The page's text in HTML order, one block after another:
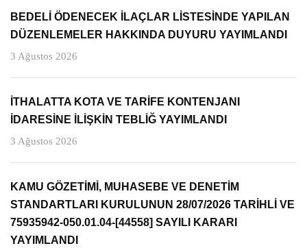
BEDELİ ÖDENECEK İLAÇLAR LİSTESİNDE YAPILAN
DÜZENLEMELER HAKKINDA DUYURU YAYIMLANDI
3 Ağustos 2026
İTHALATTA KOTA VE TARİFE KONTENJANI
İDARESİNE İLİŞKİN TEBLİĞ YAYIMLANDI
3 Ağustos 2026
KAMU GÖZETİMİ, MUHASEBE VE DENETİM
STANDARTLARI KURULUNUN 28/07/2026 TARİHLİ VE
75935942-050.01.04-[44558] SAYILI KARARI
YAYIMLANDI